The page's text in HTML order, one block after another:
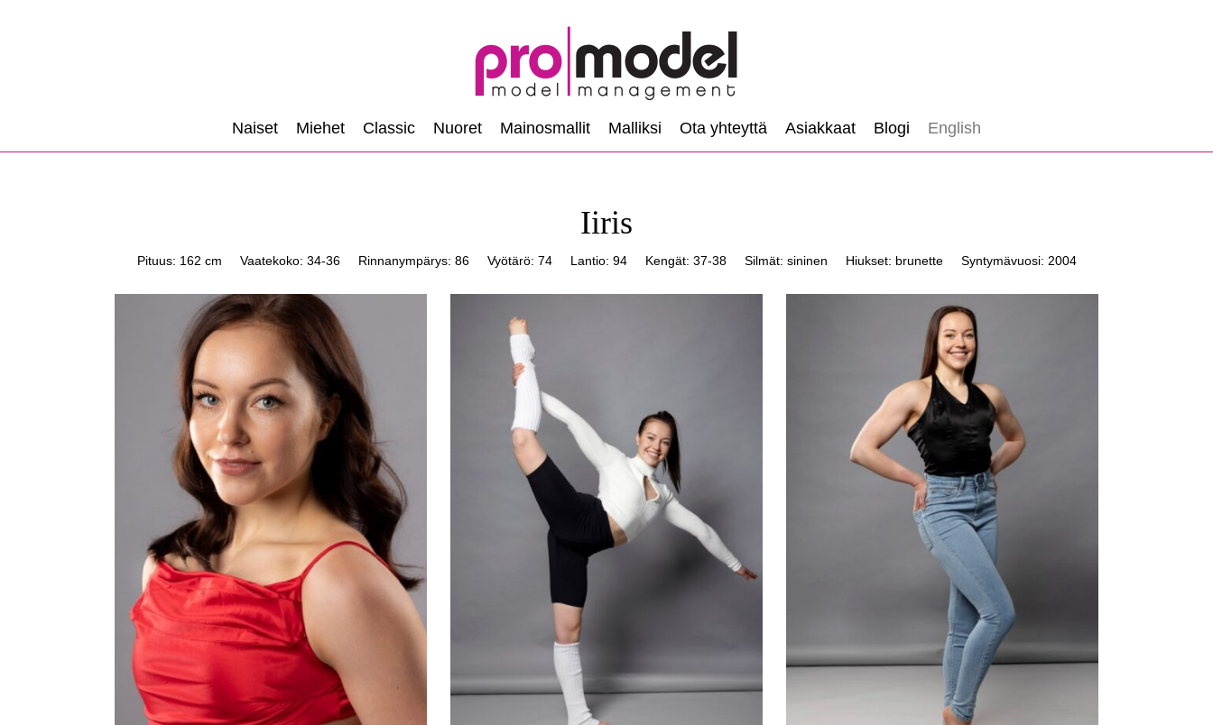
Naiset Miehet Classic Nuoret Mainosmallit Malliksi Ota yhteyttä Asiakkaat Blogi English
Iiris
Pituus: 162 cm Vaatekoko: 34-36 Rinnanympärys: 86 Vyötärö: 74 Lantio: 94 Kengät: 37-38 Silmät: sininen Hiukset: brunette Syntymävuosi: 2004